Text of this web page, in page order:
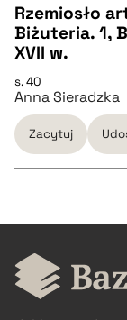
BIBTEX
CZYSTY TEKST
pobierz cytat
BIBTEX
Rzemiosło
Biżuteria. 1,
XVII w.
s. 40
Anna Sieradzka
Zacytuj
CZYSTY TEKST
pobierz cytat